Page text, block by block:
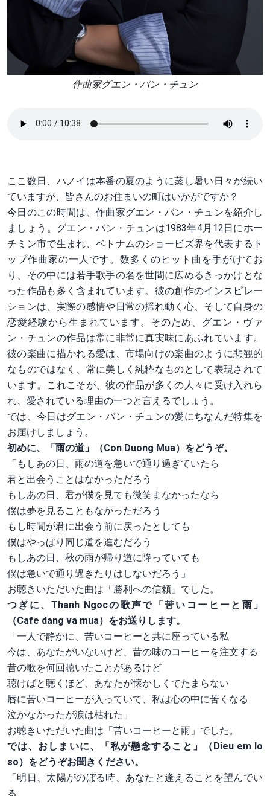
作曲家グエン・バン・チュン
ここ数日、ハノイは本番の夏のように蒸し暑い日々が続い
ていますが、皆さんのお住まいの町はいかがですか？
今日のこの時間は、作曲家グエン・バン・チュンを紹介し
ましょう。グエン・バン・チュンは1983年4月12日にホー
チミン市で生まれ、ベトナムのショービズ界を代表するト
ップ作曲家の一人です。数多くのヒット曲を手がけてお
り、その中には若手歌手の名を世間に広めるきっかけとな
った作品も多く含まれています。彼の創作のインスピレー
ションは、実際の感情や日常の揺れ動く心、そして自身の
恋愛経験から生まれています。そのため、グエン・ヴァ
ン・チュンの作品は常に非常に真実味にあふれています。
彼の楽曲に描かれる愛は、市場向けの楽曲のように悲観的
なものではなく、常に美しく純粋なものとして表現されて
います。これこそが、彼の作品が多くの人々に受け入れら
れ、愛されている理由の一つと言えるでしょう。
では、今日はグエン・バン・チュンの愛にちなんだ特集を
お届けしましょう。
初めに、「雨の道」（Con Duong Mua）をどうぞ。
「もしあの日、雨の道を急いで通り過ぎていたら
君と出会うことはなかっただろう
もしあの日、君が僕を見ても微笑まなかったなら
僕は夢を見ることもなかっただろう
もし時間が君に出会う前に戻ったとしても
僕はやっぱり同じ道を進むだろう
もしあの日、秋の雨が帰り道に降っていても
僕は急いで通り過ぎたりはしないだろう」
お聴きいただいた曲は「勝利への信頼」でした。
つぎに、Thanh Ngocの歌声で「苦いコーヒーと雨」
（Cafe dang va mua）をお送りします。
「一人で静かに、苦いコーヒーと共に座っている私
今は、あなたがいないけど、昔の味のコーヒーを注文する
昔の歌を何回聴いたことがあるけど
聴けばと聴くほど、あなたが懐かしくてたまらない
唇に苦いコーヒーが入っていて、私は心の中に苦くなる
泣かなかったが涙は枯れた」
お聴きいただいた曲は「苦いコーヒーと雨」でした。
では、おしまいに、「私が懸念すること」（Dieu em lo
so）をどうぞお聞きください。
「明日、太陽がのぼる時、あなたと逢えることを望んでい
る